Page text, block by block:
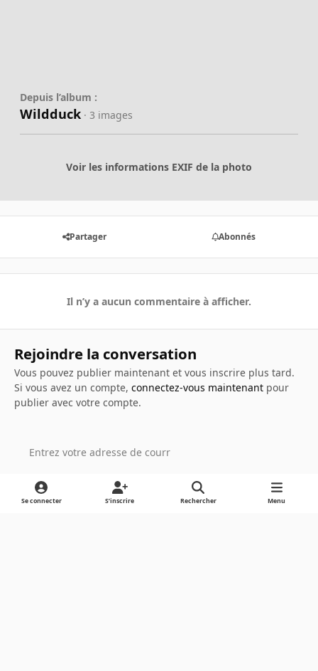
Depuis l’album :
Wildduck · 3 images
Voir les informations EXIF de la photo
Partager Abonnés
Il n’y a aucun commentaire à afficher.
Rejoindre la conversation
Vous pouvez publier maintenant et vous inscrire plus tard.
Si vous avez un compte, connectez-vous maintenantpour
publier avec votre compte.
Ajouter un commentaire…
Se connecter S’inscrire Rechercher Menu